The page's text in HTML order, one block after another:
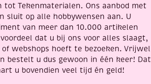
Tekenmaterialen. Ons aanbod met
sluit op alle hobbywensen aan. U
van meer dan 10.000 artikelen
dat u bij ons voor alles slaagt,
webshops hoeft te bezoeken. Vrijwel
bestelt u dus gewoon in één keer! Dat
u bovendien veel tijd én geld!